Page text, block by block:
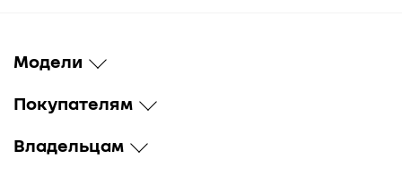
Модели
Покупателям
Владельцам